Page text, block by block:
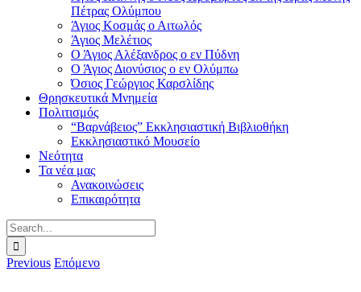
Πέτρας Ολύμπου
Άγιος Κοσμάς ο Αιτωλός
Άγιος Μελέτιος
Ο Άγιος Αλέξανδρος ο εν Πύδνη
Ο Άγιος Διονύσιος ο εν Ολύμπω
Όσιος Γεώργιος Καρσλίδης
Θρησκευτικά Μνημεία
Πολιτισμός
“Βαρνάβειος” Εκκλησιαστική Βιβλιοθήκη
Εκκλησιαστικό Μουσείο
Νεότητα
Τα νέα μας
Ανακοινώσεις
Επικαιρότητα
Search
for:
Previous Επόμενο